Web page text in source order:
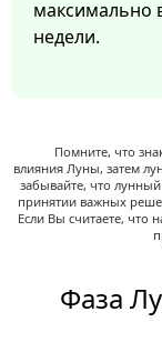
максимально
недели.
Помните, что
влияния Луны, затем
забывайте, что
принятии важных
Если Вы считаете, что
Фаза